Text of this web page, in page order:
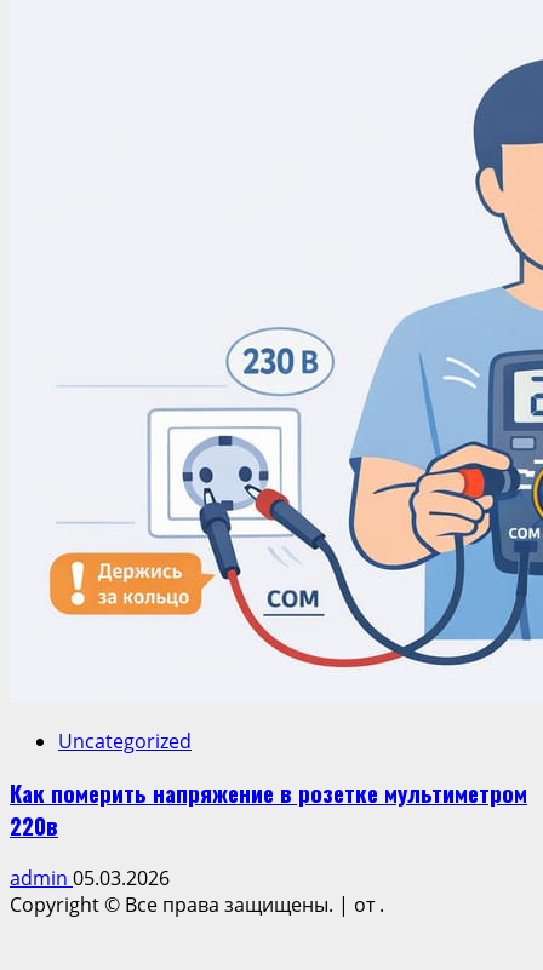
Uncategorized
Как померить напряжение в розетке мультиметром
220в
admin 05.03.2026
Copyright © Все права защищены. | от .